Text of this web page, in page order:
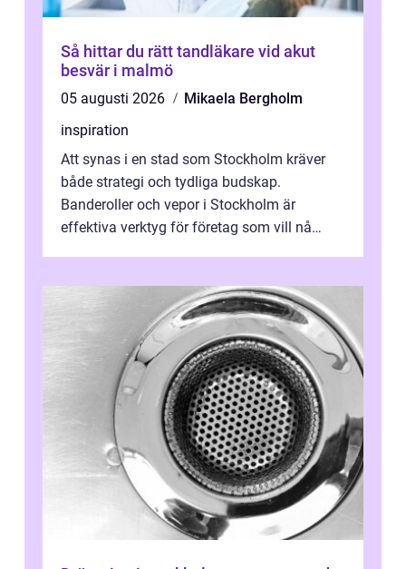
Så hittar du rätt tandläkare vid akut
besvär i malmö
05 augusti 2026
Mikaela Bergholm
inspiration
Att synas i en stad som Stockholm kräver
både strategi och tydliga budskap.
Banderoller och vepor i Stockholm är
effektiva verktyg för företag som vill nå